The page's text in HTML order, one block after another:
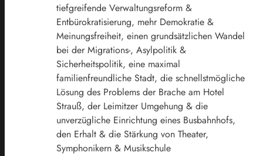
tiefgreifende Verwaltungsreform &
Entbürokratisierung, mehr Demokratie &
Meinungsfreiheit, einen grundsätzlichen Wandel
bei der Migrations-, Asylpolitik &
Sicherheitspolitik, eine maximal
familienfreundliche Stadt, die schnellstmögliche
Lösung des Problems der Brache am Hotel
Strauß, der Leimitzer Umgehung & die
unverzügliche Einrichtung eines Busbahnhofs,
den Erhalt & die Stärkung von Theater,
Symphonikern & Musikschule